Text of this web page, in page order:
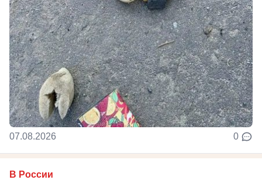
07.08.2026 0
В России